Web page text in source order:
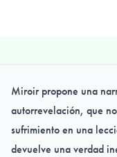
Miroir propone una
autorrevelación, que
sufrimiento en una
devuelve una verdad